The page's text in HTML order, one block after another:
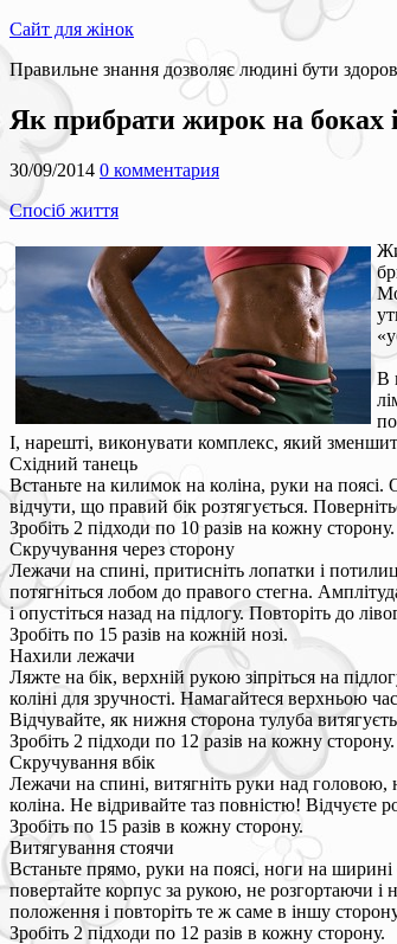
Сайт для жінок
Правильне знання дозволяє людині бути
Як прибрати жирок на боках
30/09/2014 0 комментария
Спосіб життя
В
І, нарешті, виконувати комплекс, який
Східний танець
Встаньте на килимок на коліна, руки на поясі.
відчути, що правий бік розтягується.
Зробіть 2 підходи по 10 разів на кожну сторону.
Скручування через сторону
Лежачи на спині, притисніть лопатки і
потягніться лобом до правого стегна.
і опустіться назад на підлогу. Повторіть до
Зробіть по 15 разів на кожній нозі.
Нахили лежачи
Ляжте на бік, верхній рукою зіпріться на
коліні для зручності. Намагайтеся верхньою
Відчувайте, як нижня сторона тулуба
Зробіть 2 підходи по 12 разів на кожну сторону.
Скручування вбік
Лежачи на спині, витягніть руки над головою,
коліна. Не відривайте таз повністю! Відчуєте
Зробіть по 15 разів в кожну сторону.
Витягування стоячи
Встаньте прямо, руки на поясі, ноги на ширині
повертайте корпус за рукою, не розгортаючи і
положення і повторіть те ж саме в іншу
Зробіть 2 підходи по 12 разів в кожну сторону.